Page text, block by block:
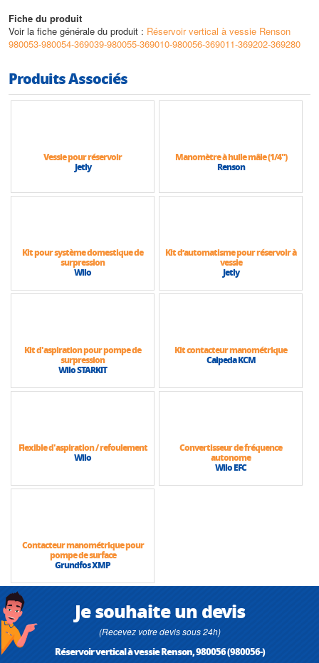
Fiche du produit
Voir la fiche générale du produit : Réservoir vertical à vessie Renson
980053-980054-369039-980055-369010-980056-369011-369202-369280
Produits Associés
Vessie pour réservoir
Jetly
Manomètre à huile mâle (1/4")
Renson
Kit pour système domestique de
surpression
Wilo
Kit d’automatisme pour réservoir à
vessie
Jetly
Kit d'aspiration pour pompe de
surpression
Wilo STARKIT
Kit contacteur manométrique
Calpeda KCM
Flexible d'aspiration / refoulement
Wilo
Convertisseur de fréquence
autonome
Wilo EFC
Contacteur manométrique pour
pompe de surface
Grundfos XMP
Je souhaite un devis
(Recevez votre devis sous 24h)
Réservoir vertical à vessie Renson, 980056 (980056-)